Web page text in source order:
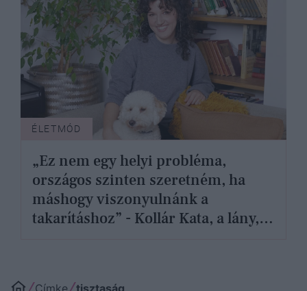
ÉLETMÓD
„Ez nem egy helyi probléma,
országos szinten szeretném, ha
máshogy viszonyulnánk a
takarításhoz” - Kollár Kata, a lány,
Címke tisztaság